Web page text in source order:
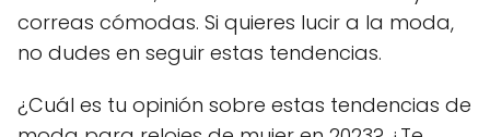
correas cómodas. Si quieres lucir a la moda,
no dudes en seguir estas tendencias.
¿Cuál es tu opinión sobre estas tendencias de